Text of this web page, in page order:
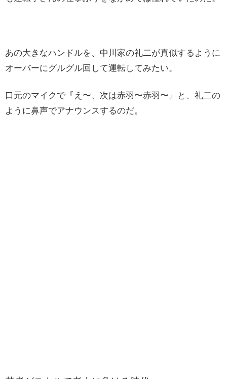
あの大きなハンドルを、中川家の礼二が真似するように
オーバーにグルグル回して運転してみたい。
口元のマイクで『え〜、次は赤羽〜赤羽〜』と、礼二の
ように鼻声でアナウンスするのだ。